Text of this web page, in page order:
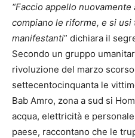
“Faccio appello
compiano le riforme, e si usi
manifestanti” dichiara il
Secondo un gruppo
rivoluzione del marzo
settecentocinquanta le
Bab Amro, zona a sud si
acqua, elettricità e
paese, raccontano che le